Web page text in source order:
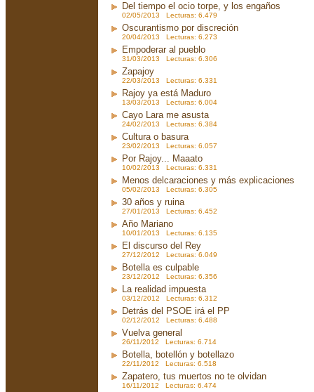
Del tiempo el ocio torpe, y los engaños
02/05/2013 Lecturas: 6.479
Oscurantismo por discreción
20/04/2013 Lecturas: 6.273
Empoderar al pueblo
31/03/2013 Lecturas: 6.306
Zapajoy
22/03/2013 Lecturas: 6.331
Rajoy ya está Maduro
13/03/2013 Lecturas: 6.004
Cayo Lara me asusta
24/02/2013 Lecturas: 6.384
Cultura o basura
23/02/2013 Lecturas: 6.057
Por Rajoy... Maaato
10/02/2013 Lecturas: 6.331
Menos delcaraciones y más explicaciones
05/02/2013 Lecturas: 6.305
30 años y ruina
27/01/2013 Lecturas: 6.452
Año Mariano
10/01/2013 Lecturas: 6.135
El discurso del Rey
27/12/2012 Lecturas: 6.049
Botella es culpable
23/12/2012 Lecturas: 6.356
La realidad impuesta
03/12/2012 Lecturas: 6.312
Detrás del PSOE irá el PP
02/12/2012 Lecturas: 6.488
Vuelva general
26/11/2012 Lecturas: 6.714
Botella, botellón y botellazo
22/11/2012 Lecturas: 6.518
Zapatero, tus muertos no te olvidan
16/11/2012 Lecturas: 6.474